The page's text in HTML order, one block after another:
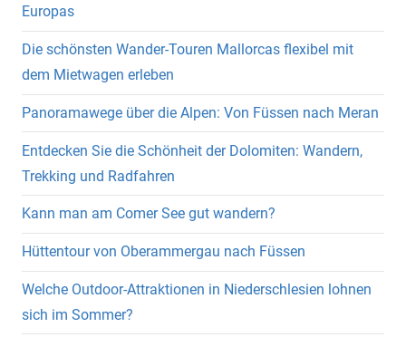
Europas
Die schönsten Wander-Touren Mallorcas flexibel mit
dem Mietwagen erleben
Panoramawege über die Alpen: Von Füssen nach Meran
Entdecken Sie die Schönheit der Dolomiten: Wandern,
Trekking und Radfahren
Kann man am Comer See gut wandern?
Hüttentour von Oberammergau nach Füssen
Welche Outdoor-Attraktionen in Niederschlesien lohnen
sich im Sommer?